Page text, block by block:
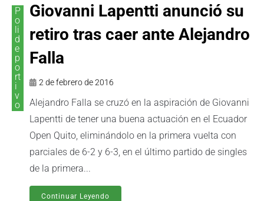
P
o
li
d
e
p
o
rt
i
v
o
Giovanni Lapentti anunció su
retiro tras caer ante Alejandro
Falla
2 de febrero de 2016
Alejandro Falla se cruzó en la aspiración de Giovanni
Lapentti de tener una buena actuación en el Ecuador
Open Quito, eliminándolo en la primera vuelta con
parciales de 6-2 y 6-3, en el último partido de singles
de la primera...
Continuar Leyendo